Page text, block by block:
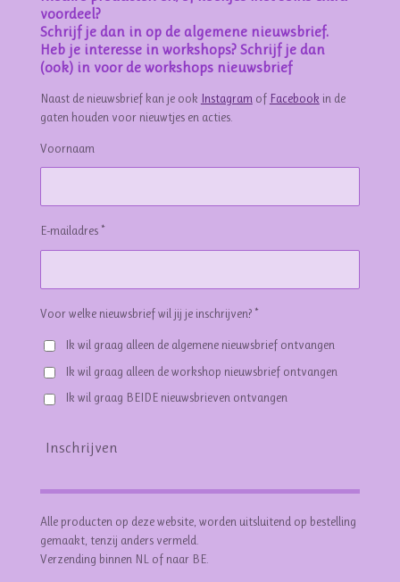
voordeel?
Schrijf je dan in op de algemene nieuwsbrief.
Heb je interesse in workshops? Schrijf je dan
(ook) in voor de workshops nieuwsbrief
Naast de nieuwsbrief kan je ook Instagram of Facebook in de
gaten houden voor nieuwtjes en acties.
Voornaam
E-mailadres *
Voor welke nieuwsbrief wil jij je inschrijven? *
Ik wil graag alleen de algemene nieuwsbrief ontvangen
Ik wil graag alleen de workshop nieuwsbrief ontvangen
Ik wil graag BEIDE nieuwsbrieven ontvangen
Inschrijven
Alle producten op deze website, worden uitsluitend op bestelling
gemaakt, tenzij anders vermeld.
Verzending binnen NL of naar BE.